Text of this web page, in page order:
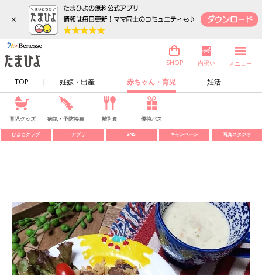
×
TOP 妊娠・出産 赤ちゃん・育児 妊活
SHOP 内祝い メニュー
育児グッズ 病気・予防接種 離乳食 優待パス
ひよこクラブ アプリ SNS キャンペーン 写真スタジオ